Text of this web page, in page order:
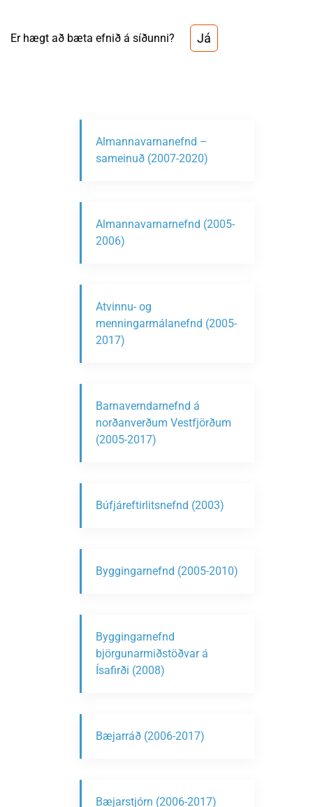
Er hægt að bæta efnið á síðunni? Já
Almannavarnanefnd –
sameinuð (2007-2020)
Almannavarnarnefnd (2005-
2006)
Atvinnu- og
menningarmálanefnd (2005-
2017)
Barnaverndarnefnd á
norðanverðum Vestfjörðum
(2005-2017)
Búfjáreftirlitsnefnd (2003)
Byggingarnefnd (2005-2010)
Byggingarnefnd
björgunarmiðstöðvar á
Ísafirði (2008)
Bæjarráð (2006-2017)
Bæjarstjórn (2006-2017)